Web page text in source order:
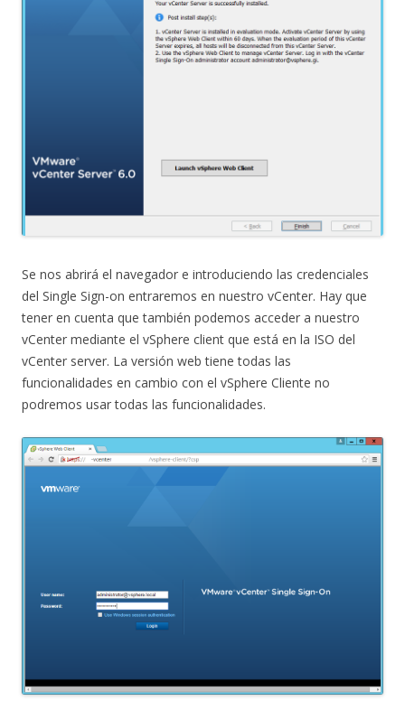
Se nos abrirá el navegador e introduciendo las credenciales
del Single Sign-on entraremos en nuestro vCenter. Hay que
tener en cuenta que también podemos acceder a nuestro
vCenter mediante el vSphere client que está en la ISO del
vCenter server. La versión web tiene todas las
funcionalidades en cambio con el vSphere Cliente no
podremos usar todas las funcionalidades.